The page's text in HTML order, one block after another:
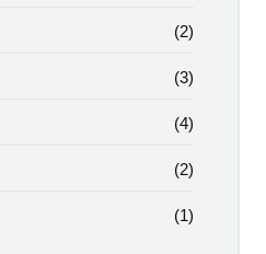
(2)
(3)
(4)
(2)
(1)